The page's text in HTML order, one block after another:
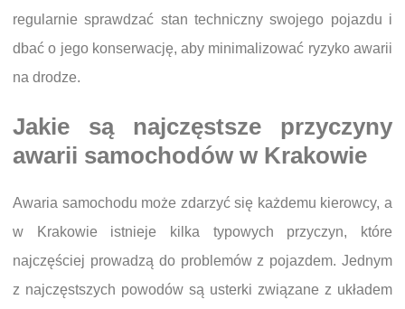
regularnie sprawdzać stan techniczny swojego pojazdu i
dbać o jego konserwację, aby minimalizować ryzyko awarii
na drodze.
Jakie są najczęstsze przyczyny
awarii samochodów w Krakowie
Awaria samochodu może zdarzyć się każdemu kierowcy, a
w Krakowie istnieje kilka typowych przyczyn, które
najczęściej prowadzą do problemów z pojazdem. Jednym
z najczęstszych powodów są usterki związane z układem